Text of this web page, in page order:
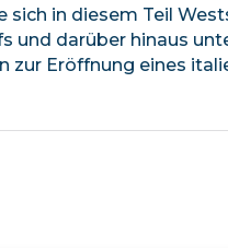
sich in diesem Teil
und darüber hinaus
zur Eröffnung eines